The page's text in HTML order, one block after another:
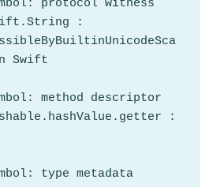
protocol witness
:
Swift
method descriptor
:
type metadata